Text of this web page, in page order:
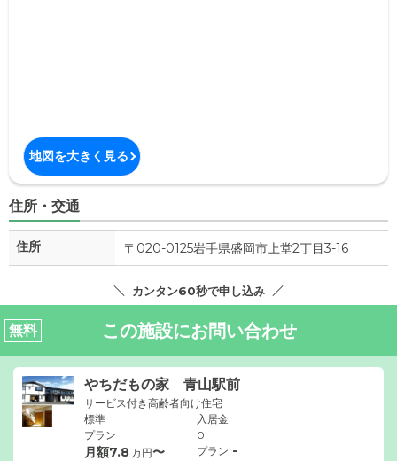
地図を大きく見る
住所・交通
住所 〒020-0125岩手県盛岡市上堂2丁目3-16
カンタン60秒で申し込み
無料 この施設にお問い合わせ
やちだもの家 青山駅前
サービス付き高齢者向け住宅
標準
プラン
月額7.8万円〜
入居金
0
プラン -